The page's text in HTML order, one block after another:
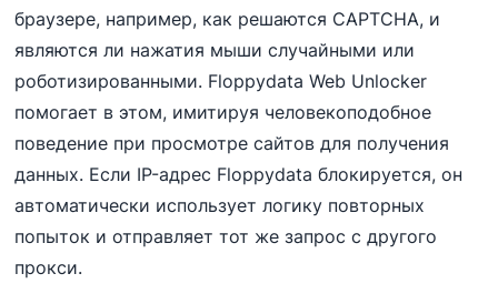
браузере, например, как решаются CAPTCHA, и
являются ли нажатия мыши случайными или
роботизированными. Floppydata Web Unlocker
помогает в этом, имитируя человекоподобное
поведение при просмотре сайтов для получения
данных. Если IP-адрес Floppydata блокируется, он
автоматически использует логику повторных
попыток и отправляет тот же запрос с другого
прокси.